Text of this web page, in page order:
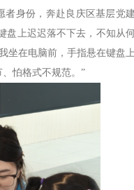
身份，奔赴良庆区基层党建
盘上迟迟落不下去，不知从
坐在电脑前，手指悬在键盘上
怕格式不规范。”